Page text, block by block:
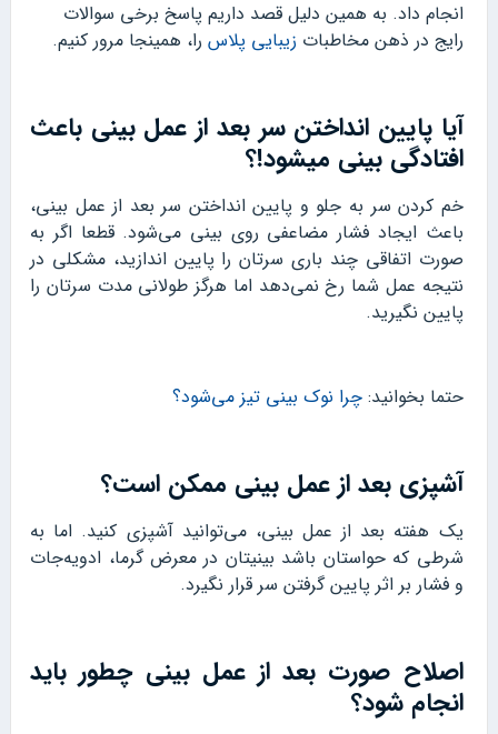
انجام داد. به همین دلیل قصد داریم پاسخ برخی سوالات
رایج در ذهن مخاطبات زیبایی پلاس را، همینجا مرور کنیم.
آیا پایین انداختن سر بعد از عمل بینی باعث
افتادگی بینی میشود!؟
خم کردن سر به جلو و پایین انداختن سر بعد از عمل بینی،
باعث ایجاد فشار مضاعفی روی بینی می‌شود. قطعا اگر به
صورت اتفاقی چند باری سرتان را پایین اندازید، مشکلی در
نتیجه عمل شما رخ نمی‌دهد اما هرگز طولانی مدت سرتان را
پایین نگیرید.
حتما بخوانید:چرا نوک بینی تیز می‌شود؟
آشپزی بعد از عمل بینی ممکن است؟
یک هفته بعد از عمل بینی، می‌توانید آشپزی کنید. اما به
شرطی که حواستان باشد بینیتان در معرض گرما، ادویه‌جات
و فشار بر اثر پایین گرفتن سر قرار نگیرد.
اصلاح صورت بعد از عمل بینی چطور باید
انجام شود؟